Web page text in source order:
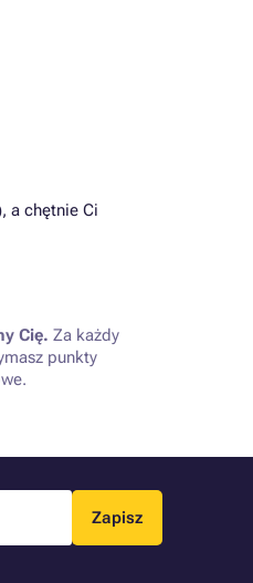
a chętnie Ci
Cię. Za każdy
punkty
Zapisz